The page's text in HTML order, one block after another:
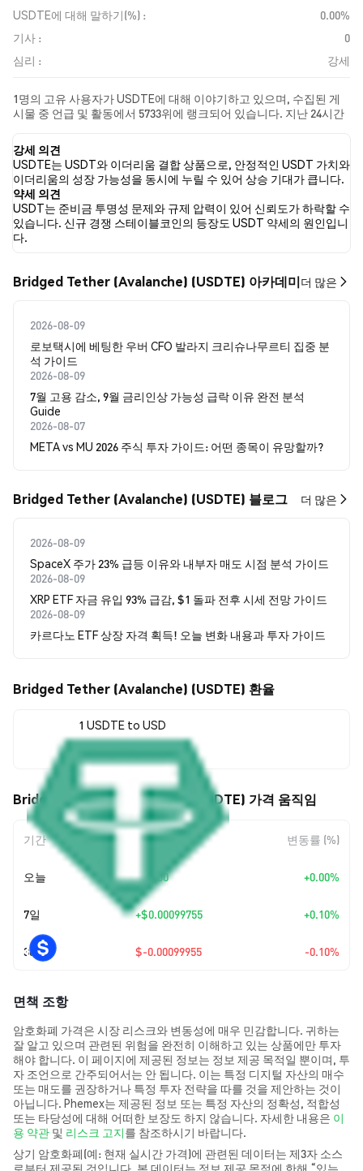
USDTE에 대해 말하기(%) :
0.00%
기사 :
0
심리 :
강세
1명의 고유 사용자가 USDTE에 대해 이야기하고 있으며, 수집된 게
시물 중 언급 및 활동에서 5733위에 랭크되어 있습니다. 지난 24시간
지막으로, USDTE에 대한 뉴스 기사 0건이 게시되었습니다. 트위터
에서는 NaN%의 트윗이 강세 감정을, NaN%의 트윗이 약세 감정을
보였습니다. NaN%의 트윗은 USDTE에 대해 중립적인 감정을 나타
냈습니다. 이 감정 분석은 0개의 트윗을 기반으로 합니다.
강세 의견
USDTE는 USDT와 이더리움 결합 상품으로, 안정적인 USDT 가치와
이더리움의 성장 가능성을 동시에 누릴 수 있어 상승 기대가 큽니다.
약세 의견
USDT는 준비금 투명성 문제와 규제 압력이 있어 신뢰도가 하락할 수
있습니다. 신규 경쟁 스테이블코인의 등장도 USDT 약세의 원인입니
다.
Bridged Tether (Avalanche) (USDTE) 아카데미더 많은
2026-08-09
로보택시에 베팅한 우버 CFO 발라지 크리슈나무르티 집중 분
석 가이드
2026-08-09
7월 고용 감소, 9월 금리인상 가능성 급락 이유 완전 분석
Guide
2026-08-07
META vs MU 2026 주식 투자 가이드: 어떤 종목이 유망할까?
Bridged Tether (Avalanche) (USDTE) 블로그 더 많은
2026-08-09
SpaceX 주가 23% 급등 이유와 내부자 매도 시점 분석 가이드
2026-08-09
XRP ETF 자금 유입 93% 급감, $1 돌파 전후 시세 전망 가이드
2026-08-09
카르다노 ETF 상장 자격 획득! 오늘 변화 내용과 투자 가이드
Bridged Tether (Avalanche) (USDTE) 환율
1 USDTE to USD
Bridged Tether (Avalanche) (USDTE) 가격 움직임
기간 변동 폭 변동률 (%)
오늘 +$0.00 +0.00%
7일 +$0.00099755 +0.10%
30일 $-0.00099955 -0.10%
면책 조항
암호화폐 가격은 시장 리스크와 변동성에 매우 민감합니다. 귀하는
잘 알고 있으며 관련된 위험을 완전히 이해하고 있는 상품에만 투자
해야 합니다. 이 페이지에 제공된 정보는 정보 제공 목적일 뿐이며, 투
자 조언으로 간주되어서는 안 됩니다. 이는 특정 디지털 자산의 매수
또는 매도를 권장하거나 특정 투자 전략을 따를 것을 제안하는 것이
아닙니다. Phemex는 제공된 정보 또는 특정 자산의 정확성, 적합성
또는 타당성에 대해 어떠한 보장도 하지 않습니다. 자세한 내용은 이
용 약관 및 리스크 고지를 참조하시기 바랍니다.
상기 암호화폐(예: 현재 실시간 가격)에 관련된 데이터는 제3자 소스
로부터 제공된 것입니다. 본 데이터는 정보 제공 목적에 한해 “있는